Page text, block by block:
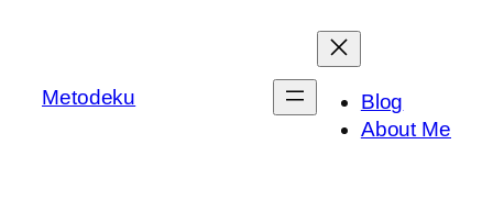
Metodeku
Blog
About Me